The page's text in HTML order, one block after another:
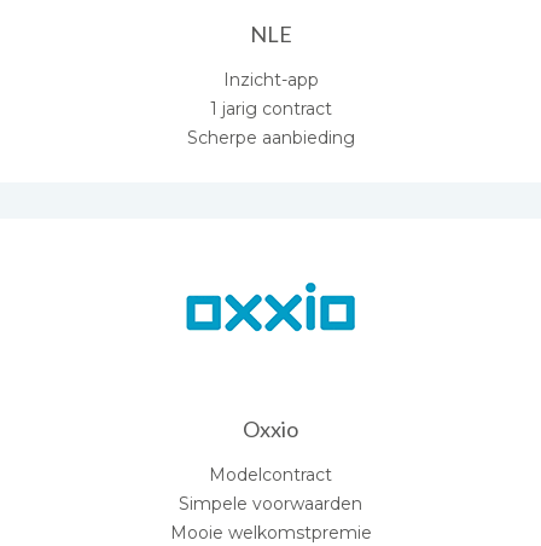
NLE
Inzicht-app
1 jarig contract
Scherpe aanbieding
Oxxio
Modelcontract
Simpele voorwaarden
Mooie welkomstpremie